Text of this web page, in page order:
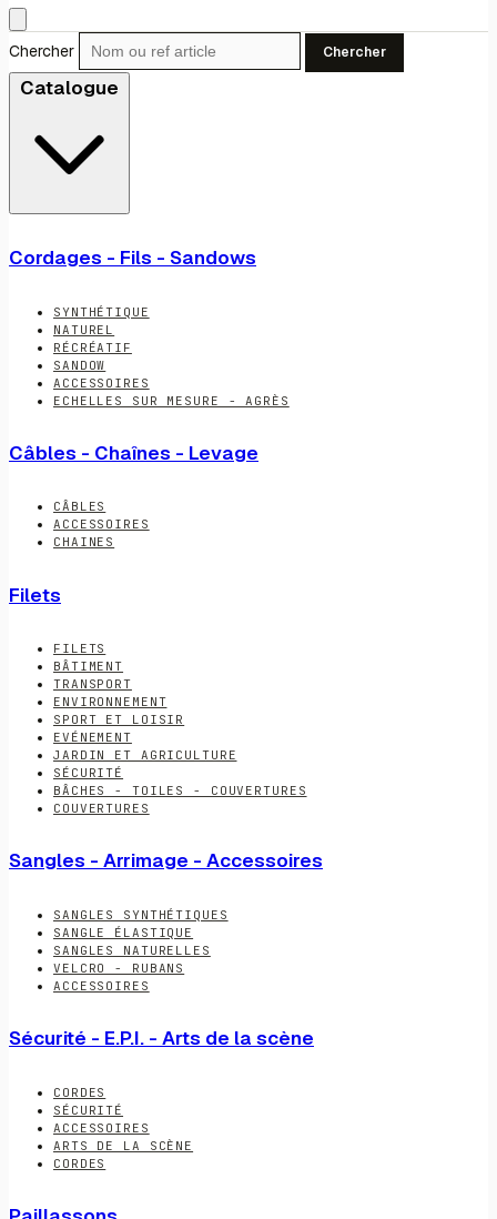
Chercher Chercher
Catalogue
Cordages - Fils - Sandows
SYNTHÉTIQUE
NATUREL
RÉCRÉATIF
SANDOW
ACCESSOIRES
ECHELLES SUR MESURE - AGRÈS
Câbles - Chaînes - Levage
CÂBLES
ACCESSOIRES
CHAINES
Filets
FILETS
BÂTIMENT
TRANSPORT
ENVIRONNEMENT
SPORT ET LOISIR
EVÉNEMENT
JARDIN ET AGRICULTURE
SÉCURITÉ
BÂCHES - TOILES - COUVERTURES
COUVERTURES
Sangles - Arrimage - Accessoires
SANGLES SYNTHÉTIQUES
SANGLE ÉLASTIQUE
SANGLES NATURELLES
VELCRO - RUBANS
ACCESSOIRES
Sécurité - E.P.I. - Arts de la scène
CORDES
SÉCURITÉ
ACCESSOIRES
ARTS DE LA SCÈNE
CORDES